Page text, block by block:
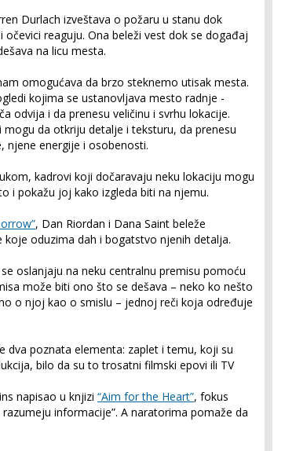
Durlach izveštava o požaru u stanu dok
reaguju. Ona beleži vest dok se događaj
na licu mesta.
omogućava da brzo steknemo utisak mesta.
kojima se ustanovljava mesto radnje -
odvija i da prenesu veličinu i svrhu lokacije.
mogu da otkriju detalje i teksturu, da prenesu
njene energije i osobenosti.
kadrovi koji dočaravaju neku lokaciju mogu
i pokažu joj kako izgleda biti na njemu.
, Dan Riordan i Dana Saint beleže
oduzima dah i bogatstvo njenih detalja.
oslanjaju na neku centralnu premisu pomoću
može biti ono što se dešava – neko ko nešto
o njoj kao o smislu – jednoj reči koja određuje
dva poznata elementa: zaplet i temu, koji su
bilo da su to trosatni filmski epovi ili TV
napisao u knjizi “Aim for the Heart”, fokus
informacije”. A naratorima pomaže da